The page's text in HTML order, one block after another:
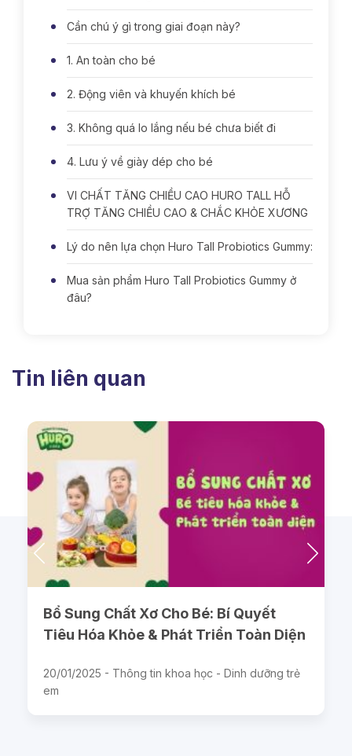
Cần chú ý gì trong giai đoạn này?
1. An toàn cho bé
2. Động viên và khuyến khích bé
3. Không quá lo lắng nếu bé chưa biết đi
4. Lưu ý về giày dép cho bé
VI CHẤT TĂNG CHIỀU CAO HURO TALL HỖ
TRỢ TĂNG CHIỀU CAO & CHẮC KHỎE XƯƠNG
Lý do nên lựa chọn Huro Tall Probiotics Gummy:
Mua sản phẩm Huro Tall Probiotics Gummy ở
đâu?
Tin liên quan
Bổ Sung Chất Xơ Cho Bé: Bí Quyết
Tiêu Hóa Khỏe & Phát Triển Toàn Diện
20/01/2025 - Thông tin khoa học - Dinh dưỡng trẻ
em